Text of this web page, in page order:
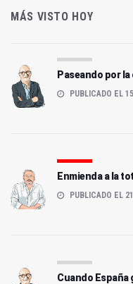
MÁS VISTO HOY
Paseando por
PUBLICADO EL
Enmienda a la
PUBLICADO EL
Cuando